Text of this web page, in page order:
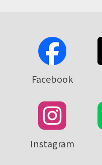
Facebook
Instagram